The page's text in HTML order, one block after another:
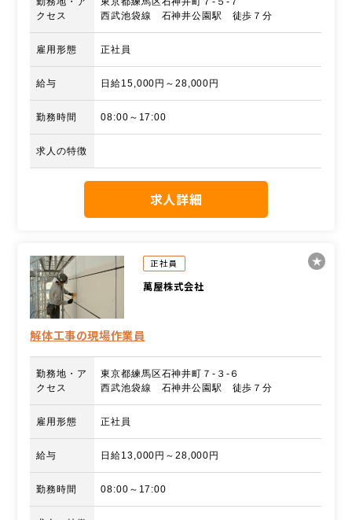
クセス
西武池袋線 石神井公園駅 徒歩７分
雇用形態 正社員
給与 日給15,000円～28,000円
勤務時間 08:00～17:00
求人の特徴
求人詳細
正社員
萬屋株式会社
解体工事の現場作業員
勤務地・ア
クセス
東京都練馬区石神井町７-３-６
西武池袋線 石神井公園駅 徒歩７分
雇用形態 正社員
給与 日給13,000円～28,000円
勤務時間 08:00～17:00